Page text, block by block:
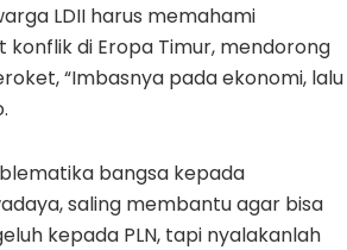
LDII harus memahami
di Eropa Timur, mendorong
“Imbasnya pada ekonomi, lalu
bangsa kepada
saling membantu agar bisa
kepada PLN, tapi nyalakanlah